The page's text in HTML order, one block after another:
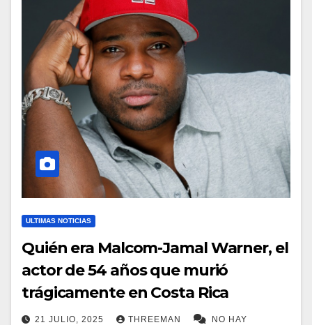
ULTIMAS NOTICIAS
Quién era Malcom-Jamal Warner, el
actor de 54 años que murió
trágicamente en Costa Rica
21 JULIO, 2025 THREEMAN NO HAY